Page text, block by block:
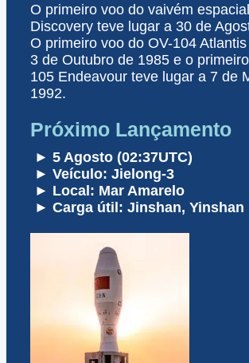
O primeiro voo do vaivém
Discovery teve lugar a 30 de
O primeiro voo do OV-104
3 de Outubro de 1985 e o
105 Endeavour teve lugar a 7 de
1992.
Próximo Lançamento
► 5 Agosto (02:37UTC)
► Veículo: Jielong-3
► Local: Mar Amarelo
► Carga útil: Jinshan, Yinshan